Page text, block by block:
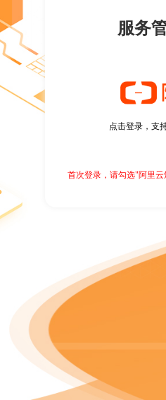
服务
点击登录，支
首次登录，请勾选"阿里